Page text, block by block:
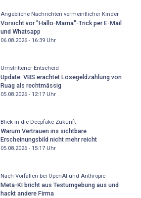
Angebliche Nachrichten vermeintlicher Kinder
Vorsicht vor "Hallo-Mama"-Trick per E-Mail
und Whatsapp
06.08.2026 - 16:39Uhr
Umstrittener Entscheid
Update: VBS erachtet Lösegeldzahlung von
Ruag als rechtmässig
05.08.2026 - 12:17Uhr
Blick in die Deepfake-Zukunft
Warum Vertrauen ins sichtbare
Erscheinungsbild nicht mehr reicht
05.08.2026 - 15:17Uhr
Nach Vorfällen bei OpenAI und Anthropic
Meta-KI bricht aus Testumgebung aus und
hackt andere Firma